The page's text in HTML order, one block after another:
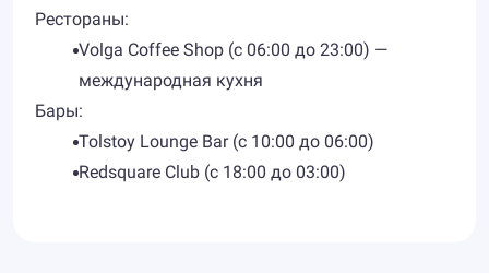
Рестораны:
​Volga Coffee Shop (с 06:00 до 23:00) —
международная кухня
Бары:
​Tolstoy Lounge Bar (с 10:00 до 06:00)
Redsquare Club (с 18:00 до 03:00)